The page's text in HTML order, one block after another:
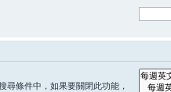
尋條件中，如果要關閉此功能，